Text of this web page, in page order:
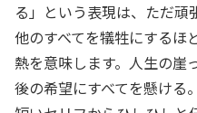
る」という表現は、ただ
他のすべてを犠牲にするほ
熱を意味します。人生の崖
後の希望にすべてを懸ける